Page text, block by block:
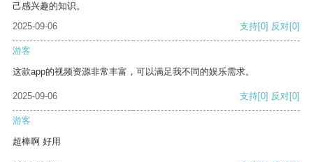
己感兴趣的知识。
2025-09-06
支持[0] 反对[0]
游客
这款app的视频资源非常丰富，可以满足我不同的娱乐需求。
2025-09-06 支持[0] 反对[0]
游客
超棒啊 好用